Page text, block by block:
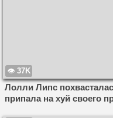
37K
Лолли Липс
припала на хуй своего